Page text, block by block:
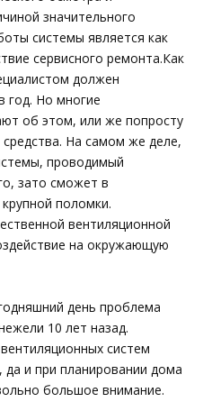
значительного
системы является как
сервисного ремонта.Как
должен
год. Но многие
об этом, или же попросту
На самом же деле,
проводимый
зато сможет в
поломки.
вентиляционной
на окружающую
день проблема
10 лет назад.
систем
и при планировании дома
большое внимание.